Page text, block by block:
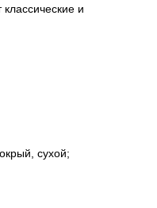
и
сухой;